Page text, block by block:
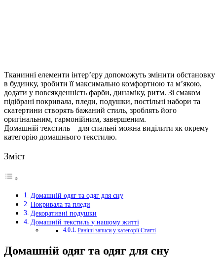
Тканинні елементи інтер’єру допоможуть змінити обстановку
в будинку, зробити її максимально комфортною та м’якою,
додати у повсякденність фарби, динаміку, ритм. Зі смаком
підібрані покривала, пледи, подушки, постільні набори та
скатертини створять бажаний стиль, зроблять його
оригінальним, гармонійним, завершеним.
Домашній текстиль – для спальні можна виділити як окрему
категорію домашнього текстилю.
Зміст
Домашній одяг та одяг для сну
Покривала та пледи
Декоративні подушки
Домашній текстиль у нашому житті
Раніші записи у категорії Статті
Домашній одяг та одяг для сну